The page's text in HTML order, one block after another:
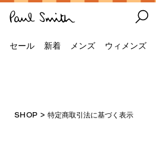
セール 新着 メンズ ウィメンズ
SHOP > 特定商取引法に基づく表示